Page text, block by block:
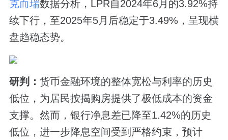
克而瑞数据分析，LPR自2024年6月的3.92%持
续下行，至2025年5月后稳定于3.49%，呈现横
盘趋稳态势。
研判： 货币金融环境的整体宽松与利率的历史
低位，为居民按揭购房提供了极低成本的资金
支撑。然而，银行净息差已降至1.42%的历史
低位，进一步降息空间受到严格约束，预计